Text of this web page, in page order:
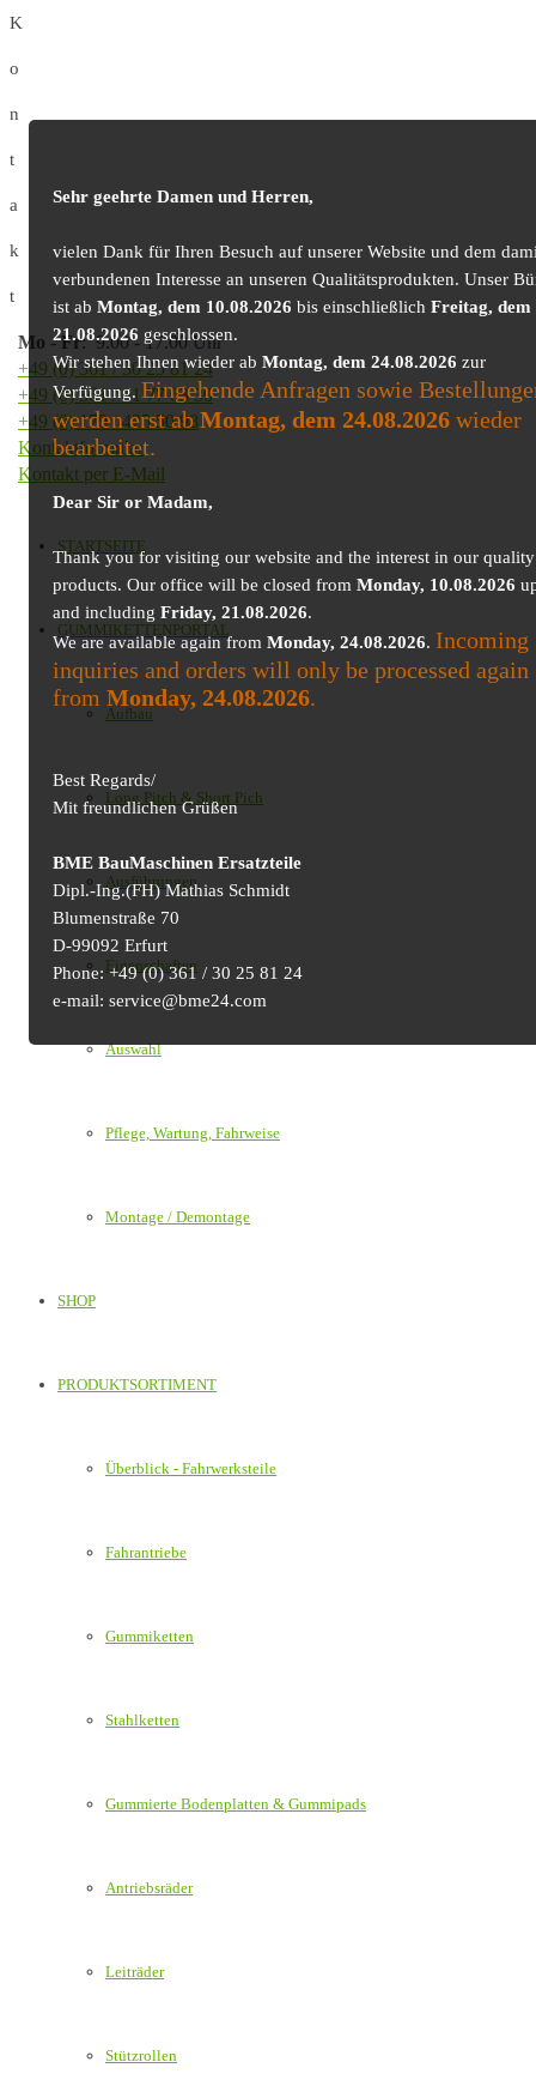
K
o
n
t
a
k
t
Mo -Fr: 9.00 - 17.00 Uhr
+49 (0) 361 / 30 25 81 24
+49 (0) 361 / 41 77 03 30
+49 (0) 179 / 425 50 98
Kontaktformular
Kontakt per E-Mail
STARTSEITE
GUMMIKETTENPORTAL
Aufbau
Long Pitch & Short Pich
Ausführungen
Eigenschaften
Auswahl
Pflege, Wartung, Fahrweise
Montage / Demontage
SHOP
PRODUKTSORTIMENT
Überblick - Fahrwerksteile
Fahrantriebe
Gummiketten
Stahlketten
Gummierte Bodenplatten & Gummipads
Antriebsräder
Leiträder
Stützrollen
Sehr geehrte Damen und Herren,
vielen Dank für Ihren Besuch auf unserer Website und dem
verbundenen Interesse an unseren Qualitätsprodukten. Unser
ist ab Montag, dem 10.08.2026 bis einschließlich Freitag, dem
21.08.2026 geschlossen.
Wir stehen Ihnen wieder ab Montag, dem 24.08.2026 zur
Verfügung.Eingehende Anfragen sowie
werden erst abMontag, dem 24.08.2026wieder
bearbeitet.
Dear Sir or Madam,
Thank you for visiting our website and the interest in our quality
products. Our office will be closed from Monday, 10.08.2026
and including Friday, 21.08.2026.
We are available again from Monday, 24.08.2026. Incoming
inquiries and orders will only be processed again
from Monday, 24.08.2026.
Best Regards/
Mit freundlichen Grüßen
BME BauMaschinen Ersatzteile
Dipl.-Ing.(FH) Mathias Schmidt
Blumenstraße 70
D-99092 Erfurt
Phone: +49 (0) 361 / 30 25 81 24
e-mail: service@bme24.com